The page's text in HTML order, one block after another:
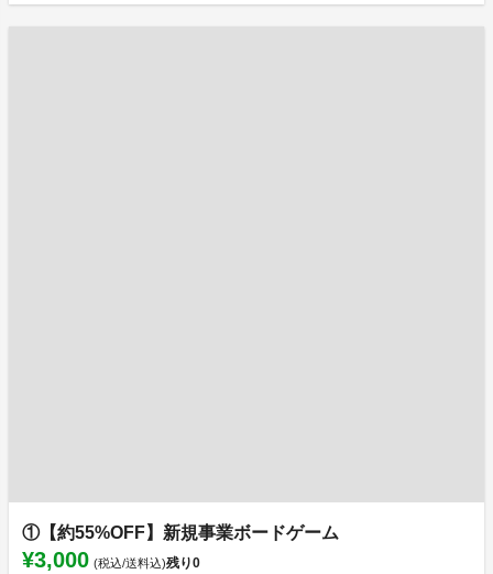
①【約55%OFF】新規事業ボードゲーム
¥3,000 (税込/送料込)残り0